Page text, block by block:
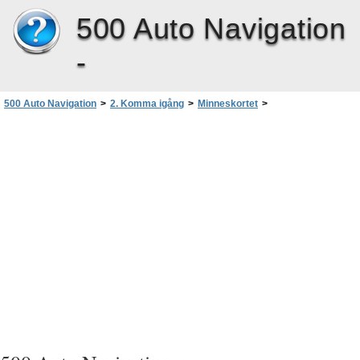
500 Auto Navigation
-
500 Auto Navigation > 2. Komma igång > Minneskortet >